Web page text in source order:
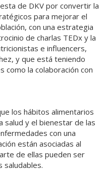
de DKV por convertir la
para mejorar el
con una estrategia
de charlas TEDx y la
e influencers,
y que está teniendo
como la colaboración con
los hábitos alimentarios
salud y el bienestar de las
con una
están asociadas al
de ellas pueden ser
saludables.